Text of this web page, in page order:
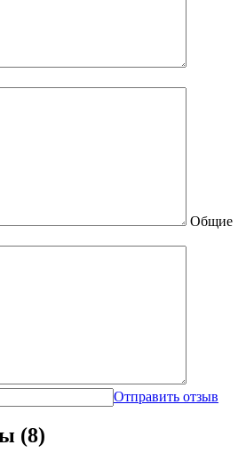
Общие
Отправить отзыв
(8)